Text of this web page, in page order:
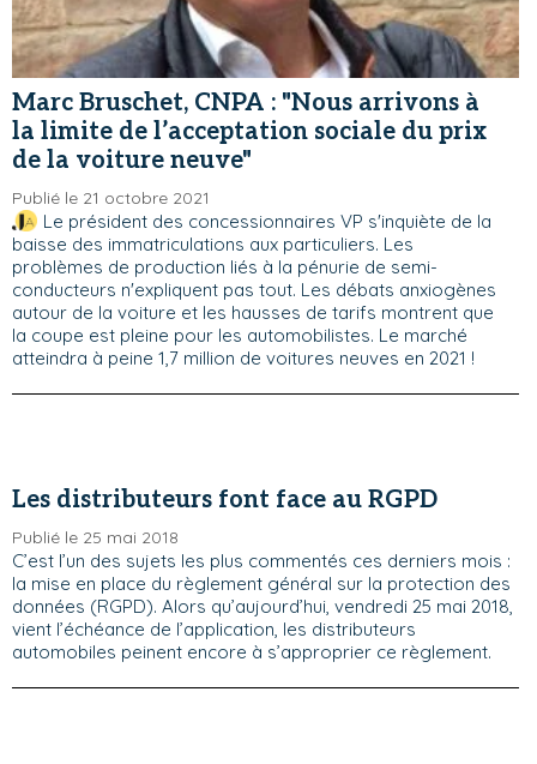
Marc Bruschet, CNPA : "Nous arrivons à
la limite de l’acceptation sociale du prix
de la voiture neuve"
Publié le 21 octobre 2021
Le président des concessionnaires VP s'inquiète de la
baisse des immatriculations aux particuliers. Les
problèmes de production liés à la pénurie de semi-
conducteurs n'expliquent pas tout. Les débats anxiogènes
autour de la voiture et les hausses de tarifs montrent que
la coupe est pleine pour les automobilistes. Le marché
atteindra à peine 1,7 million de voitures neuves en 2021 !
Les distributeurs font face au RGPD
Publié le 25 mai 2018
C’est l’un des sujets les plus commentés ces derniers mois :
la mise en place du règlement général sur la protection des
données (RGPD). Alors qu’aujourd’hui, vendredi 25 mai 2018,
vient l’échéance de l’application, les distributeurs
automobiles peinent encore à s’approprier ce règlement.